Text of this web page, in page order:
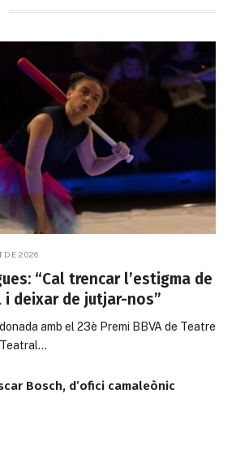
DE 2026
“Cal trencar l’estigma de
deixar de jutjar-nos”
amb el 23è Premi BBVA de Teatre
Bosch, d’ofici camaleònic